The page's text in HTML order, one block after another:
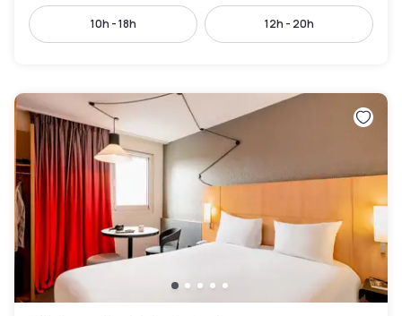
10h - 18h 12h - 20h